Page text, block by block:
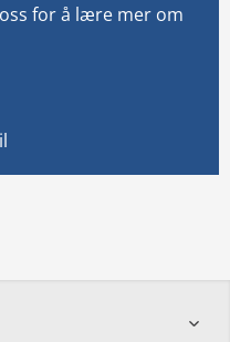
for å lære mer om